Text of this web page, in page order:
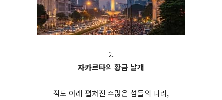
2.
자카르타의 황금 날개
적도 아래 펼쳐진 수많은 섬들의 나라,